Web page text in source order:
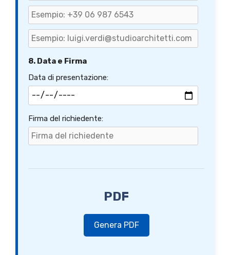
8. Data e Firma
Data di presentazione:
Firma del richiedente:
PDF
Genera PDF